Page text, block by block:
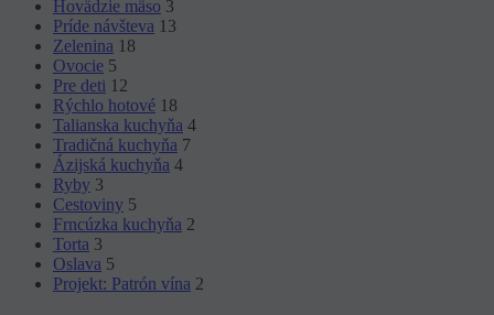
Hovädzie mäso 3
Príde návšteva 13
Zelenina 18
Ovocie 5
Pre deti 12
Rýchlo hotové 18
Talianska kuchyňa 4
Tradičná kuchyňa 7
Ázijská kuchyňa 4
Ryby 3
Cestoviny 5
Frncúzka kuchyňa 2
Torta 3
Oslava 5
Projekt: Patrón vína 2